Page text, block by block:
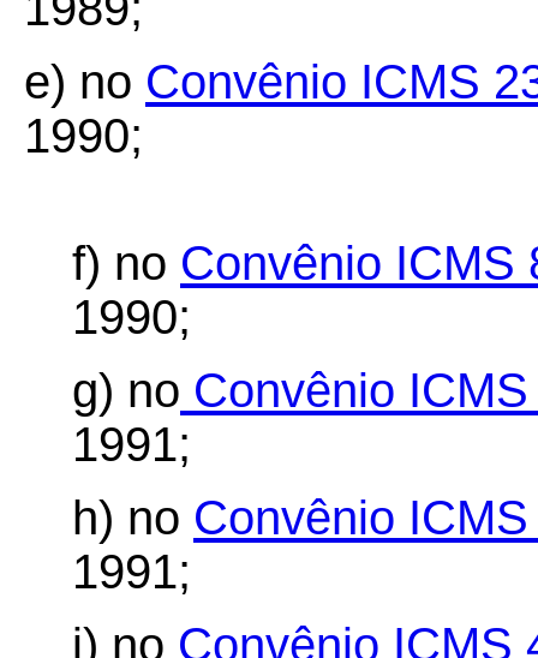
e) no Convênio ICMS
1990;
f) no Convênio ICMS
1990;
g) no Convênio
1991;
h) no Convênio
1991;
i) no Convênio ICMS